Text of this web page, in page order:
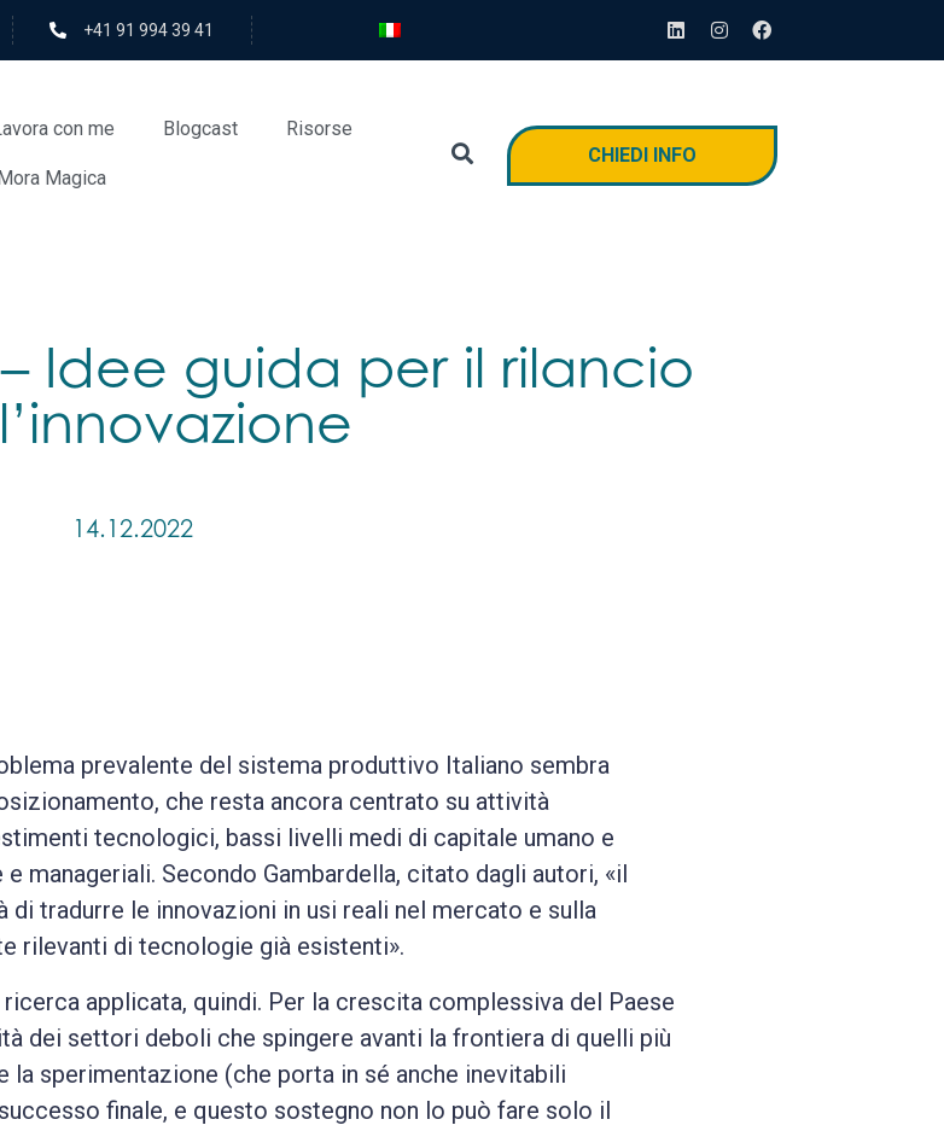
+41 91 994 39 41
con me Blogcast Risorse
Magica
CHIEDI INFO
Idee guida per il rilancio
14.12.2022
prevalente del sistema produttivo Italiano sembra
che resta ancora centrato su attività
tecnologici, bassi livelli medi di capitale umano e
manageriali. Secondo Gambardella, citato dagli autori, «il
tradurre le innovazioni in usi reali nel mercato e sulla
rilevanti di tecnologie già esistenti».
applicata, quindi. Per la crescita complessiva del Paese
dei settori deboli che spingere avanti la frontiera di quelli più
la sperimentazione (che porta in sé anche inevitabili
finale, e questo sostegno non lo può fare solo il